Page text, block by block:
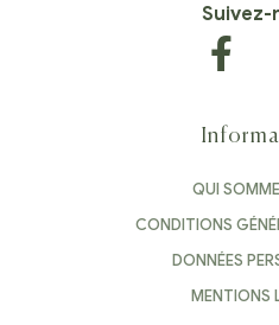
Suivez-
QUI
CONDITIONS
DONNÉES
MENTIONS